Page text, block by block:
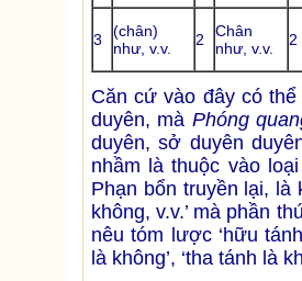
3
(chân)
như, v.v.
2
Chân
như, v.v.
2
Căn cứ vào đây có
duyên, mà Phóng
duyên, sở duyên
nhầm là thuộc vào
Phạn bổn truyền lại, là
không, v.v.’ mà phần
nêu tóm lược ‘hữu
là không’, ‘tha tánh là